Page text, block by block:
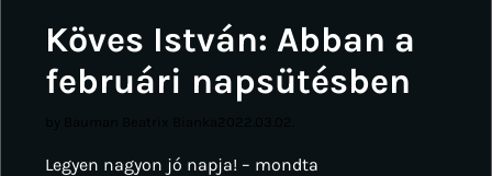
Köves István: Abban a
februári napsütésben
Legyen nagyon jó napja! – mondta